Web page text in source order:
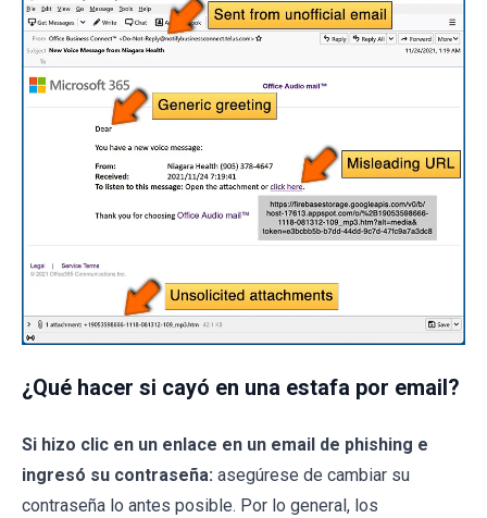
¿Qué hacer si cayó en una estafa por email?
Si hizo clic en un enlace en un email de phishing e
ingresó su contraseña: asegúrese de cambiar su
contraseña lo antes posible. Por lo general, los